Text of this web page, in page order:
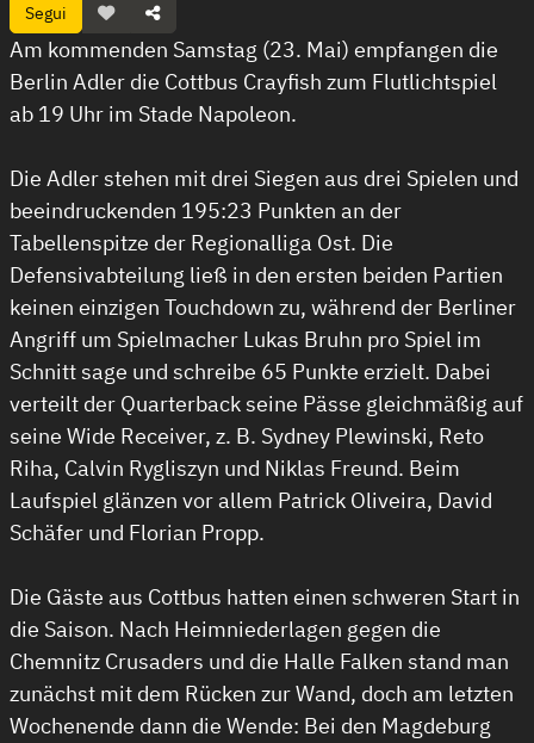
Segui
Am kommenden Samstag (23. Mai) empfangen die
Berlin Adler die Cottbus Crayfish zum Flutlichtspiel
ab 19 Uhr im Stade Napoleon.
Die Adler stehen mit drei Siegen aus drei Spielen und
beeindruckenden 195:23 Punkten an der
Tabellenspitze der Regionalliga Ost. Die
Defensivabteilung ließ in den ersten beiden Partien
keinen einzigen Touchdown zu, während der Berliner
Angriff um Spielmacher Lukas Bruhn pro Spiel im
Schnitt sage und schreibe 65 Punkte erzielt. Dabei
verteilt der Quarterback seine Pässe gleichmäßig auf
seine Wide Receiver, z. B. Sydney Plewinski, Reto
Riha, Calvin Rygliszyn und Niklas Freund. Beim
Laufspiel glänzen vor allem Patrick Oliveira, David
Schäfer und Florian Propp.
Die Gäste aus Cottbus hatten einen schweren Start in
die Saison. Nach Heimniederlagen gegen die
Chemnitz Crusaders und die Halle Falken stand man
zunächst mit dem Rücken zur Wand, doch am letzten
Wochenende dann die Wende: Bei den Magdeburg